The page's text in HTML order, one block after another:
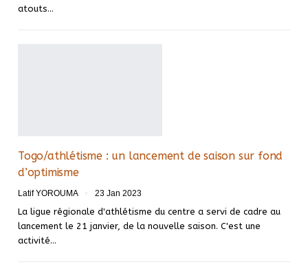
atouts…
Togo/athlétisme : un lancement de saison sur fond
d’optimisme
Latif YOROUMA 23 Jan 2023
La ligue régionale d'athlétisme du centre a servi de cadre au
lancement le 21 janvier, de la nouvelle saison. C'est une
activité…